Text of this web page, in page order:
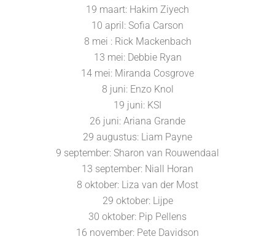
19 maart: Hakim Ziyech
10 april: Sofia Carson
8 mei : Rick Mackenbach
13 mei: Debbie Ryan
14 mei: Miranda Cosgrove
8 juni: Enzo Knol
19 juni: KSI
26 juni: Ariana Grande
29 augustus: Liam Payne
9 september: Sharon van Rouwendaal
13 september: Niall Horan
8 oktober: Liza van der Most
29 oktober: Lijpe
30 oktober: Pip Pellens
16 november: Pete Davidson